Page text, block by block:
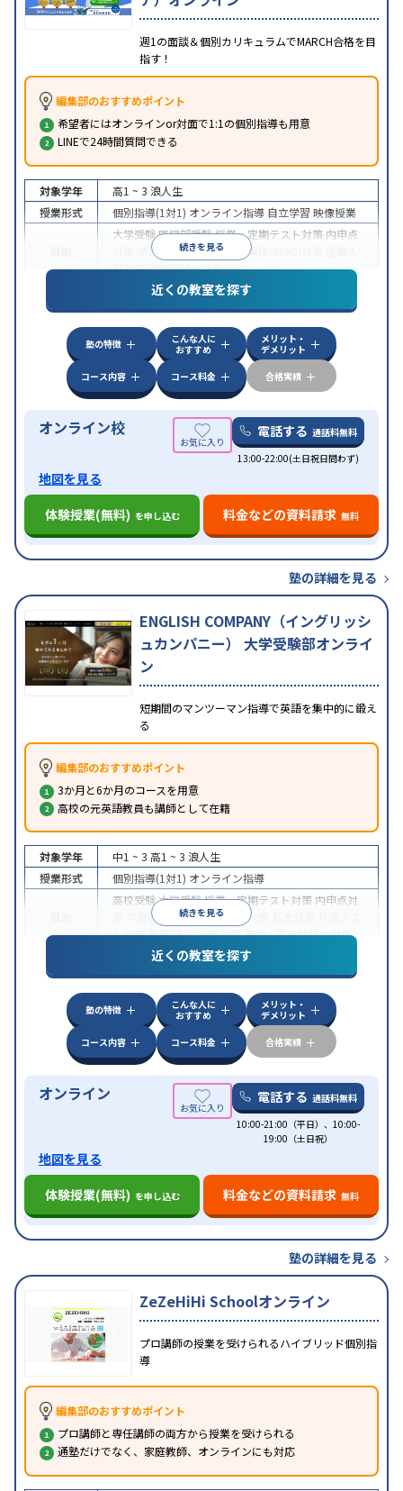
週1の面談＆個別カリキュラムでMARCH合格を目
指す！
編集部のおすすめポイント
希望者にはオンラインor対面で1:1の個別指導も用意
LINEで24時間質問できる
続きを見る
対象学年 高1 ~ 3 浪人生
授業形式
個別指導(1対1) オンライン指導 自立学習 映像授業
大学受験医学部受験授業・定期テスト対策 内申点
学習習慣の定着 総合型選抜(旧AO)対策
試対策学校別特化対策
特徴
中高一貫校生に対応授業の振替可能
学習にPC・タブレットを利用オンライン対応1
科目から受講可能
近くの教室を探す
塾の特徴
こんな人に
おすすめ
メリット・
デメリット
コース内容
コース料金 合格実績
オンライン校 電話する 通話料無料
13:00-22:00(土日祝日問わず)
地図を見る
体験授業(無料) を申し込む 料金などの資料請求 無料
塾の詳細を見る
ENGLISH COMPANY（イングリッシ
ュカンパニー） 大学受験部オンライ
ン
短期間のマンツーマン指導で英語を集中的に鍛え
る
編集部のおすすめポイント
3か月と6か月のコースを用意
高校の元英語教員も講師として在籍
続きを見る
対象学年 中1 ~ 3 高1 ~ 3 浪人生
授業形式
個別指導(1対1) オンライン指導
高校受験大学受験授業・定期テスト対策 内申点対
学習習慣の定着国公立大対策
ト対策英検(英語検定)対策英語・英会話特化対策
特徴
中高一貫校生に対応授業の振替可能
学習にPC・タブレットを利用オンライン対応1
科目から受講可能
近くの教室を探す
塾の特徴
こんな人に
おすすめ
メリット・
デメリット
コース内容
コース料金 合格実績
オンライン 電話する 通話料無料
10:00-21:00（平日）、10:00-
19:00（土日祝）
地図を見る
体験授業(無料) を申し込む 料金などの資料請求 無料
塾の詳細を見る
ZeZeHiHi Schoolオンライン
プロ講師の授業を受けられるハイブリッド個別指
導
編集部のおすすめポイント
プロ講師と専任講師の両方から授業を受けられる
通塾だけでなく、家庭教師、オンラインにも対応